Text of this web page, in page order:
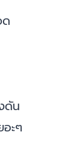
ด
ดัน
ะๆ